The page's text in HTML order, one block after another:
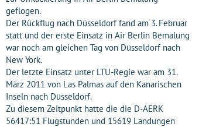
geflogen.
Der Rückflug nach Düsseldorf fand am 3. Februar
statt und der erste Einsatz in Air Berlin Bemalung
war noch am gleichen Tag von Düsseldorf nach
New York.
Der letzte Einsatz unter LTU-Regie war am 31.
März 2011 von Las Palmas auf den Kanarischen
Inseln nach Düsseldorf.
Zu diesem Zeitpunkt hatte die die D-AERK
56417:51 Flugstunden und 15619 Landungen